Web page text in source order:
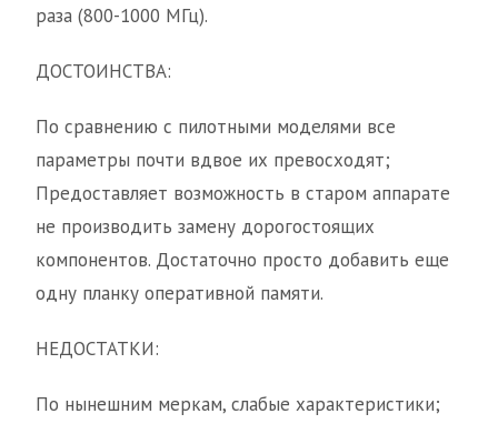
раза (800-1000 МГц).
ДОСТОИНСТВА:
По сравнению с пилотными моделями все
параметры почти вдвое их превосходят;
Предоставляет возможность в старом аппарате
не производить замену дорогостоящих
компонентов. Достаточно просто добавить еще
одну планку оперативной памяти.
НЕДОСТАТКИ:
По нынешним меркам, слабые характеристики;